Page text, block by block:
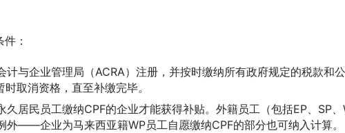
：
计与企业管理局（ACRA）注册，并按时缴纳所有政府规定的税款和
取消资格，直至补缴完毕。
久居民员工缴纳CPF的企业才能获得补贴。外籍员工（包括EP、SP
外——企业为马来西亚籍WP员工自愿缴纳CPF的部分也可纳入计算。